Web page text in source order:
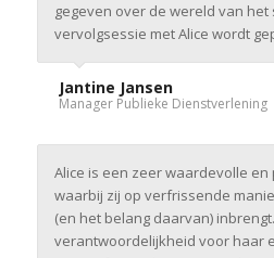
gegeven over de wereld van het
vervolgsessie met Alice wordt
Jantine Jansen
Manager Publieke Dienstverlening
Alice is een zeer waardevolle en
waarbij zij op verfrissende
(en het belang daarvan)
verantwoordelijkheid voor haar